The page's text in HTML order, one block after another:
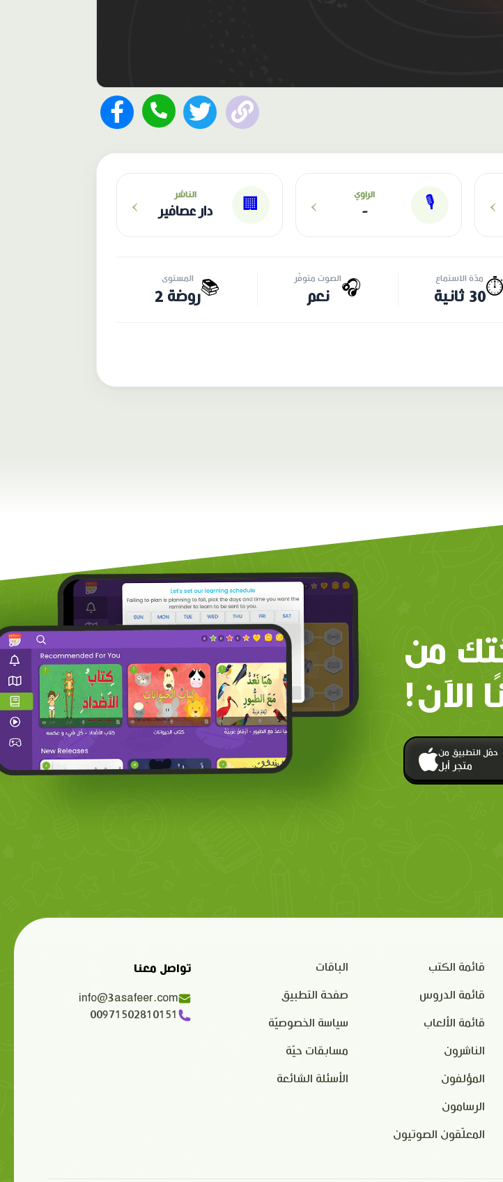
›
🎙 الراوي
-
›
🏢
الناشر
دار عصافير ›
⏱️ مدّة الاستماع
30 ثانية 🎧الصوت متوفّر
نعم 📚 المستوى
روضة 2
من
الآن!
حمّل التطبيق من
متجر أبل
قائمة الكتب
قائمة الدروس
قائمة الألعاب
الناشرون
المؤلفون
الرسامون
المعلّقون الصوتيون
الباقات
صفحة التطبيق
سياسة الخصوصيّة
مسابقات حيّة
الأسئلة الشائعة
تواصل معنا
info@3asafeer.com
00971502810151